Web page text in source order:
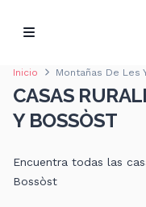
Inicio Montañas De Les
CASAS
Y BOSSÒST
Encuentra todas las
Bossòst